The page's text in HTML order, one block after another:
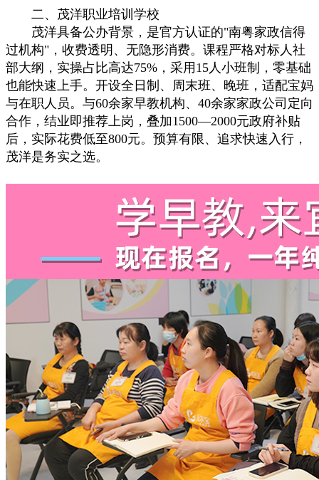
二、茂洋职业培训学校
茂洋具备公办背景，是官方认证的"南粤家政信得
过机构"，收费透明、无隐形消费。课程严格对标人社
部大纲，实操占比高达75%，采用15人小班制，零基础
也能快速上手。开设全日制、周末班、晚班，适配宝妈
与在职人员。与60余家早教机构、40余家家政公司定向
合作，结业即推荐上岗，叠加1500—2000元政府补贴
后，实际花费低至800元。预算有限、追求快速入行，
茂洋是务实之选。